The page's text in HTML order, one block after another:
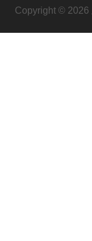
Copyright © 2026